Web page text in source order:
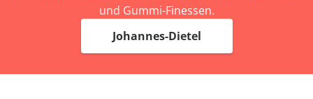
und Gummi-Finessen.
Johannes-Dietel